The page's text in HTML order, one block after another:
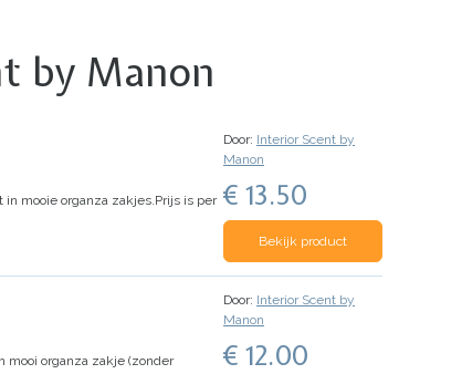
by Manon
mooie organza zakjes.Prijs is per
Door: Interior Scent by
Manon
€ 13.50
Bekijk product
mooi organza zakje (zonder
Door: Interior Scent by
Manon
€ 12.00